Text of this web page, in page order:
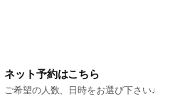
ネット予約はこちら
ご希望の人数、日時をお選び下さい♩